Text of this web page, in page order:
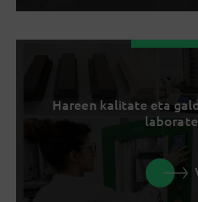
Hareen kalitate eta